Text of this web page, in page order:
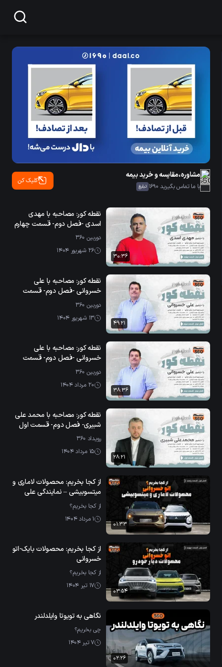
مشاوره،مقایسه و خرید بیمه
با ما تماس بگیرید 1690 تبلیغ
کلیک کن
30:36
نقطه کور: مصاحبه با مهدی
اسدی -فصل دوم- قسمت چهارم
دوربین ۳۶۰
26 شهریور 1404
49:21
نقطه کور: مصاحبه با علی
خسروانی -فصل دوم- قسمت
دوم -بخش دوم
دوربین ۳۶۰
13 شهریور 1404
38:36
نقطه کور: مصاحبه با علی
خسروانی -فصل دوم- قسمت
دوم -بخش اول
دوربین ۳۶۰
20 مرداد 1404
28:21
نقطه کور: مصاحبه با محمد علی
شبیری- فصل دوم- قسمت اول
رویداد ۳۶۰
15 مرداد 1404
01:33
از کجا بخریم: محصولات لاماری و
میتسوبیشی – نمایندگی علی
خسروانی
از کجا بخریم؟
1 مرداد 1404
03:54
از کجا بخریم: محصولات بایک-اتو
خسروانی
از کجا بخریم؟
17 تیر 1404
02:26
نگاهی به تویوتا وایلدلندر
چی بخریم؟
7 تیر 1404